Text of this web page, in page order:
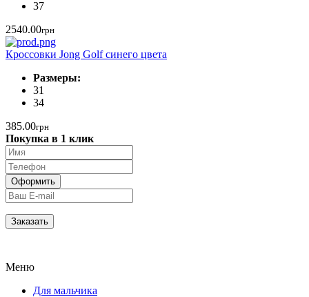
37
2540.00грн
Кроссовки Jong Golf синего цвета
Размеры:
31
34
385.00грн
Покупка в 1 клик
Меню
Для мальчика